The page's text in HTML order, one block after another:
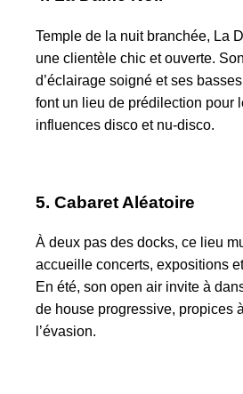
Temple de la nuit branchée, La
une clientèle chic et ouverte.
d’éclairage soigné et ses
font un lieu de prédilection pour
influences disco et nu‐disco.
5. Cabaret Aléatoire
À deux pas des docks, ce lieu
accueille concerts, expositions
En été, son open air invite à
de house progressive, propices
l’évasion.